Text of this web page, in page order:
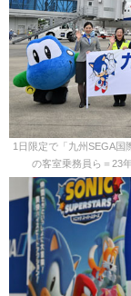
1日限定で「九州SEGA国
の客室乗務員ら＝23